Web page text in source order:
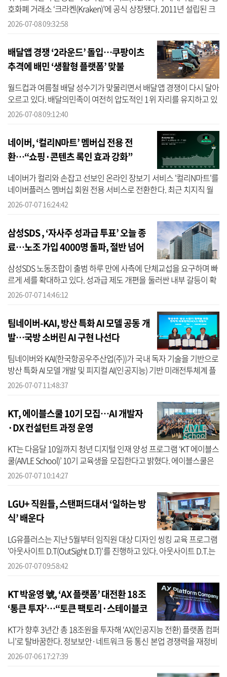
호화폐 거래소 ‘크라켄(Kraken)’에 공식 상장됐다. 2011년 설립된 크
라켄은 가장 유동성이 높고 안전한 암호화폐 거래소 중 하나다. 이번
2026-07-08 09:32:58
배달앱 경쟁 ‘2라운드’ 돌입…쿠팡이츠
추격에 배민 ‘생활형 플랫폼’ 맞불
월드컵과 여름철 배달 성수기가 맞물리면서 배달앱 경쟁이 다시 달아
오르고 있다. 배달의민족이 여전히 압도적인 1위 자리를 유지하고 있
지만, 쿠팡이츠가 공격적인 혜택과 서비스 개선을 앞세워 격차를 좁
2026-07-08 09:12:40
네이버, ‘컬리N마트’ 멤버십 전용 전
환…“쇼핑·콘텐츠 록인 효과 강화”
네이버가 컬리와 손잡고 선보인 온라인 장보기 서비스 '컬리N마트'를
네이버플러스 멤버십 회원 전용 서비스로 전환한다. 최근 치지직 월
드컵 중계에 멤버십 혜택을 연계한 데 이어 핵심 커머스 서비스까지
2026-07-07 16:24:42
삼성SDS , ‘자사주 성과급 투표’ 오늘 종
료…노조 가입 4000명 돌파, 절반 넘어
서나
삼성SDS 노동조합이 출범 하루 만에 사측에 단체교섭을 요구하며 빠
르게 세를 확대하고 있다. 성과급 제도 개편을 둘러싼 내부 갈등이 확
산되면서 조합원 수도 단기간에 급증했다. 삼성그룹 초기업노동조합
2026-07-07 14:46:12
팀네이버-KAI, 방산 특화 AI 모델 공동 개
발…국방 소버린 AI 구현 나선다
팀네이버와 KAI(한국항공우주산업(주))가 국내 독자 기술을 기반으로
방산 특화 AI 모델 개발 및 피지컬 AI(인공지능) 기반 미래전투체계 플
랫폼 개발을 공동 추진하기로 합의했다고 7일 밝혔다. 3사는 팀네이
2026-07-07 11:48:37
KT, 에이블스쿨 10기 모집…AI 개발자
·DX 컨설턴트 과정 운영
KT는 다음달 10일까지 청년 디지털 인재 양성 프로그램 ‘KT 에이블스
쿨(AIVLE School)’ 10기 교육생을 모집한다고 밝혔다. 에이블스쿨은
KT가 고용노동부와 함께 운영하는 AI·클라우드 기반 실무형 인재 양
2026-07-07 10:14:27
LGU+ 직원들, 스탠퍼드대서 ‘일하는 방
식’ 배운다
LG유플러스는 지난 5월부터 임직원 대상 디자인 씽킹 교육 프로그램
'아웃사이트 D.T(OutSight D.T)'를 진행하고 있다. 아웃사이트 D.T.는
임직원들이 실리콘밸리를 방문해 스탠퍼드대학교 디자인 씽킹 부트
2026-07-07 09:58:42
KT 박윤영 號, ‘AX 플랫폼’ 대전환 18조
‘통큰 투자’…“토큰 팩토리·스테이블코
인 키운다”
KT가 향후 3년간 총 18조원을 투자해 ‘AX(인공지능 전환) 플랫폼 컴퍼
니’로 탈바꿈한다. 정보보안·네트워크 등 통신 본업 경쟁력을 재정비
하는 동시에 AI 데이터센터(AIDC), 해저케이블, 토큰 팩토리, 스테이
2026-07-06 17:27:39